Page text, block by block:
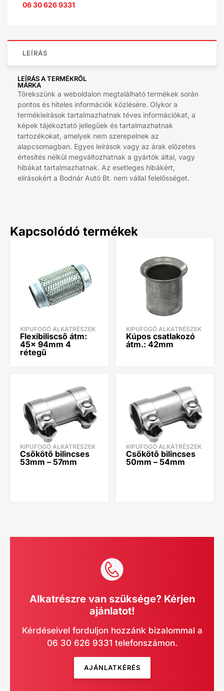
06 30 626 9331
LEÍRÁS
LEÍRÁS A TERMÉKRŐL
MÁRKA
Törekszünk a weboldalon megtalálható termékek során
pontos és hiteles információk közlésére. Olykor a
termékleírások tartalmazhatnak téves információkat, a
képek tájékoztató jellegűek és tartalmazhatnak
tartozékokat, amelyek nem szerepelnek az
alapcsomagban. Egyes leírások vagy az árak előzetes
értesítés nélkül megváltozhatnak a gyártók által, vagy
hibákat tartalmazhatnak. Az esetleges hibákért,
elírásokért a Bodnár Autó Bt. nem vállal felelősséget.
Kapcsolódó termékek
KIPUFOGÓ ALKATRÉSZEK
Flexibiliscső átm:
45x 94mm 4
rétegű
KIPUFOGÓ ALKATRÉSZEK
Kúpos csatlakozó
átm.: 42mm
KIPUFOGÓ ALKATRÉSZEK
Csőkötő bilincses
53mm – 57mm
KIPUFOGÓ ALKATRÉSZEK
Csőkötő bilincses
50mm – 54mm
Alkatrészre van szüksége? Kérjen
ajánlatot!
Kérdéseivel forduljon hozzánk bizalommal a
06 30 626 9331 telefonszámon.
AJÁNLATKÉRÉS